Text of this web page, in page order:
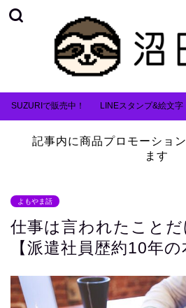
SUZURIで販売中！ LINEスタンプ&絵文字
記事内に商品プロモーショ
ます
よもやま話
仕事は言われたこと
【派遣社員歴約10年の